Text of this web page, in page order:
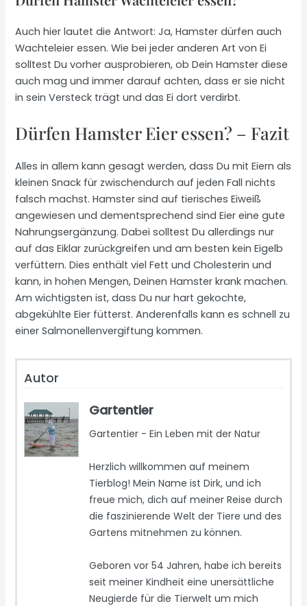
Auch hier lautet die Antwort: Ja, Hamster dürfen auch
Wachteleier essen. Wie bei jeder anderen Art von Ei
solltest Du vorher ausprobieren, ob Dein Hamster diese
auch mag und immer darauf achten, dass er sie nicht
in sein Versteck trägt und das Ei dort verdirbt.
Dürfen Hamster Eier essen? – Fazit
Alles in allem kann gesagt werden, dass Du mit Eiern als
kleinen Snack für zwischendurch auf jeden Fall nichts
falsch machst. Hamster sind auf tierisches Eiweiß
angewiesen und dementsprechend sind Eier eine gute
Nahrungsergänzung. Dabei solltest Du allerdings nur
auf das Eiklar zurückgreifen und am besten kein Eigelb
verfüttern. Dies enthält viel Fett und Cholesterin und
kann, in hohen Mengen, Deinen Hamster krank machen.
Am wichtigsten ist, dass Du nur hart gekochte,
abgekühlte Eier fütterst. Anderenfalls kann es schnell zu
einer Salmonellenvergiftung kommen.
Autor
Gartentier
Gartentier - Ein Leben mit der Natur
Herzlich willkommen auf meinem
Tierblog! Mein Name ist Dirk, und ich
freue mich, dich auf meiner Reise durch
die faszinierende Welt der Tiere und des
Gartens mitnehmen zu können.
Geboren vor 54 Jahren, habe ich bereits
seit meiner Kindheit eine unersättliche
Neugierde für die Tierwelt um mich